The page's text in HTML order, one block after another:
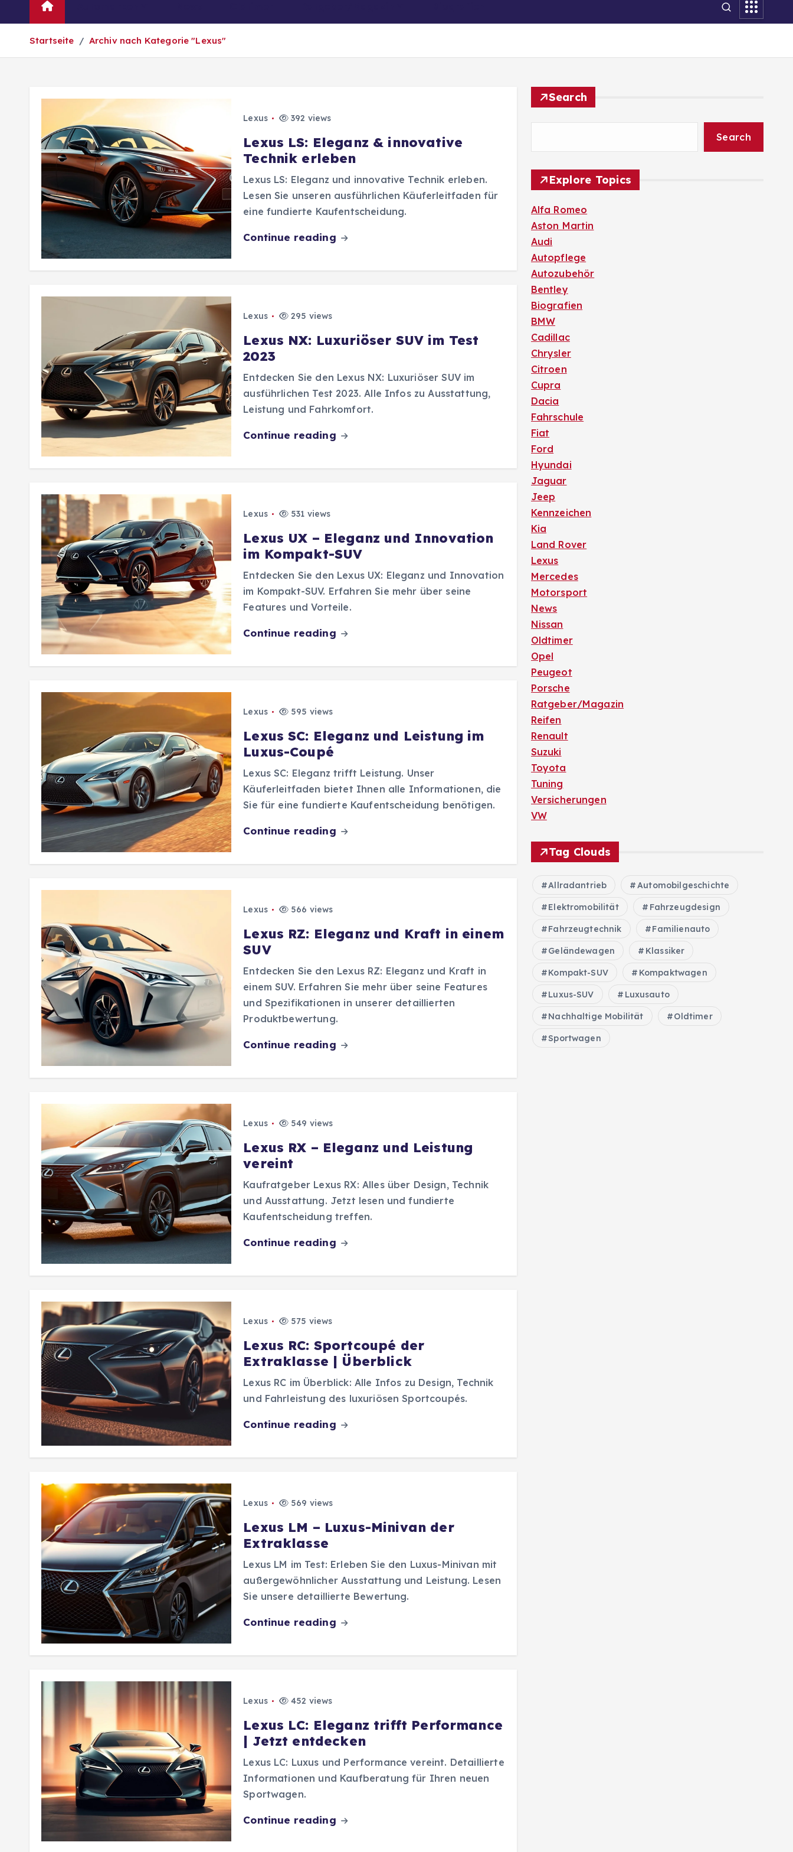
Startseite Archiv nach Kategorie "Lexus"
Lexus 392 views
Lexus LS: Eleganz & innovative
Technik erleben
Lexus LS: Eleganz und innovative Technik erleben.
Lesen Sie unseren ausführlichen Käuferleitfaden für
eine fundierte Kaufentscheidung.
Continue reading
Lexus 295 views
Lexus NX: Luxuriöser SUV im Test
2023
Entdecken Sie den Lexus NX: Luxuriöser SUV im
ausführlichen Test 2023. Alle Infos zu Ausstattung,
Leistung und Fahrkomfort.
Continue reading
Lexus 531 views
Lexus UX – Eleganz und Innovation
im Kompakt-SUV
Entdecken Sie den Lexus UX: Eleganz und Innovation
im Kompakt-SUV. Erfahren Sie mehr über seine
Features und Vorteile.
Continue reading
Lexus 595 views
Lexus SC: Eleganz und Leistung im
Luxus-Coupé
Lexus SC: Eleganz trifft Leistung. Unser
Käuferleitfaden bietet Ihnen alle Informationen, die
Sie für eine fundierte Kaufentscheidung benötigen.
Continue reading
Lexus 566 views
Lexus RZ: Eleganz und Kraft in einem
SUV
Entdecken Sie den Lexus RZ: Eleganz und Kraft in
einem SUV. Erfahren Sie mehr über seine Features
und Spezifikationen in unserer detaillierten
Produktbewertung.
Continue reading
Lexus 549 views
Lexus RX – Eleganz und Leistung
vereint
Kaufratgeber Lexus RX: Alles über Design, Technik
und Ausstattung. Jetzt lesen und fundierte
Kaufentscheidung treffen.
Continue reading
Lexus 575 views
Lexus RC: Sportcoupé der
Extraklasse | Überblick
Lexus RC im Überblick: Alle Infos zu Design, Technik
und Fahrleistung des luxuriösen Sportcoupés.
Continue reading
Lexus 569 views
Lexus LM – Luxus-Minivan der
Extraklasse
Lexus LM im Test: Erleben Sie den Luxus-Minivan mit
außergewöhnlicher Ausstattung und Leistung. Lesen
Sie unsere detaillierte Bewertung.
Continue reading
Lexus 452 views
Lexus LC: Eleganz trifft Performance
| Jetzt entdecken
Lexus LC: Luxus und Performance vereint. Detaillierte
Informationen und Kaufberatung für Ihren neuen
Sportwagen.
Continue reading
Search
Search
Explore Topics
Alfa Romeo
Aston Martin
Audi
Autopflege
Autozubehör
Bentley
Biografien
BMW
Cadillac
Chrysler
Citroen
Cupra
Dacia
Fahrschule
Fiat
Ford
Hyundai
Jaguar
Jeep
Kennzeichen
Kia
Land Rover
Lexus
Mercedes
Motorsport
News
Nissan
Oldtimer
Opel
Peugeot
Porsche
Ratgeber/Magazin
Reifen
Renault
Suzuki
Toyota
Tuning
Versicherungen
VW
Tag Clouds
Allradantrieb Automobilgeschichte
Elektromobilität Fahrzeugdesign
Fahrzeugtechnik Familienauto
Geländewagen Klassiker
Kompakt-SUV Kompaktwagen
Luxus-SUV Luxusauto
Nachhaltige Mobilität Oldtimer
Sportwagen